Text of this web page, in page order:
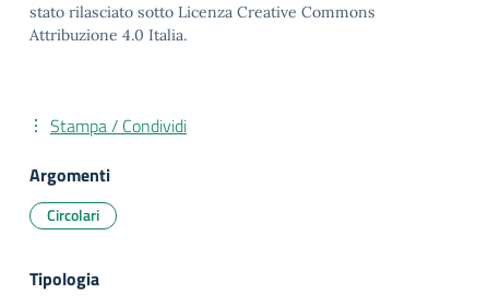
stato rilasciato sotto Licenza Creative Commons
Attribuzione 4.0 Italia.
Stampa / Condividi
Argomenti
Circolari
Tipologia